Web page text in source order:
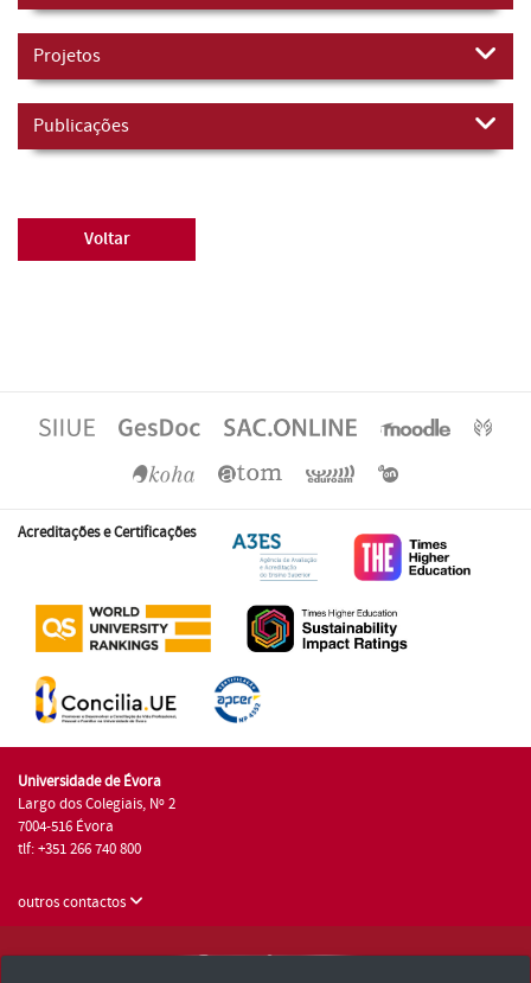
Projetos
Publicações
Voltar
Acreditações e Certificações
Universidade de Évora
Largo dos Colegiais, Nº 2
7004-516 Évora
tlf: +351 266 740 800
outros contactos